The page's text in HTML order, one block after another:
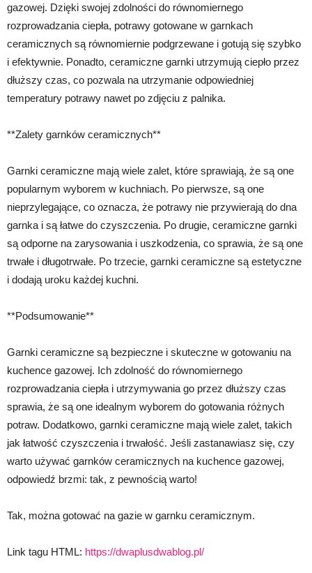
gazowej. Dzięki swojej zdolności do równomiernego
rozprowadzania ciepła, potrawy gotowane w garnkach
ceramicznych są równomiernie podgrzewane i gotują się szybko
i efektywnie. Ponadto, ceramiczne garnki utrzymują ciepło przez
dłuższy czas, co pozwala na utrzymanie odpowiedniej
temperatury potrawy nawet po zdjęciu z palnika.
**Zalety garnków ceramicznych**
Garnki ceramiczne mają wiele zalet, które sprawiają, że są one
popularnym wyborem w kuchniach. Po pierwsze, są one
nieprzylegające, co oznacza, że potrawy nie przywierają do dna
garnka i są łatwe do czyszczenia. Po drugie, ceramiczne garnki
są odporne na zarysowania i uszkodzenia, co sprawia, że są one
trwałe i długotrwałe. Po trzecie, garnki ceramiczne są estetyczne
i dodają uroku każdej kuchni.
**Podsumowanie**
Garnki ceramiczne są bezpieczne i skuteczne w gotowaniu na
kuchence gazowej. Ich zdolność do równomiernego
rozprowadzania ciepła i utrzymywania go przez dłuższy czas
sprawia, że są one idealnym wyborem do gotowania różnych
potraw. Dodatkowo, garnki ceramiczne mają wiele zalet, takich
jak łatwość czyszczenia i trwałość. Jeśli zastanawiasz się, czy
warto używać garnków ceramicznych na kuchence gazowej,
odpowiedź brzmi: tak, z pewnością warto!
Tak, można gotować na gazie w garnku ceramicznym.
Link tagu HTML: https://dwaplusdwablog.pl/